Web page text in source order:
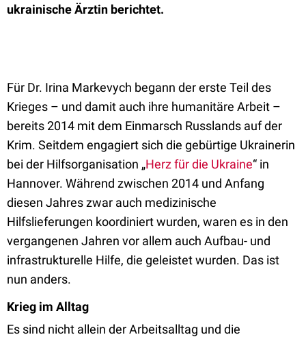
ukrainische Ärztin berichtet.
Für Dr. Irina Markevych begann der erste Teil des
Krieges – und damit auch ihre humanitäre Arbeit –
bereits 2014 mit dem Einmarsch Russlands auf der
Krim. Seitdem engagiert sich die gebürtige Ukrainerin
bei der Hilfsorganisation „Herz für die Ukraine“ in
Hannover. Während zwischen 2014 und Anfang
diesen Jahres zwar auch medizinische
Hilfslieferungen koordiniert wurden, waren es in den
vergangenen Jahren vor allem auch Aufbau- und
infrastrukturelle Hilfe, die geleistet wurden. Das ist
nun anders.
Krieg im Alltag
Es sind nicht allein der Arbeitsalltag und die